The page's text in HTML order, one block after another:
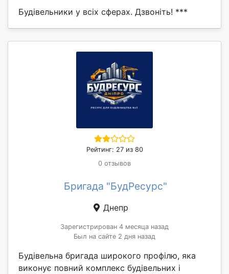
Будівельники у всіх сферах. Дзвоніть! ***
Рейтинг: 27 из 80
0 отзывов
Бригада "БудРесурс"
Днепр
Зарегистрирован 4 месяца назад
Был на сайте 2 дня назад
Будівельна бригада широкого профілю, яка
виконує повний комплекс будівельних і